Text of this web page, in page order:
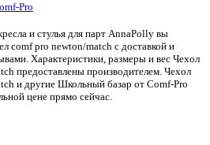
Pro
и стулья для парт AnnaPolly вы
comf pro newton/match с доставкой и
Характеристики, размеры и вес Чехол
предоставлены производителем. Чехол
и другие Школьный базар от Comf-Pro
цене прямо сейчас.